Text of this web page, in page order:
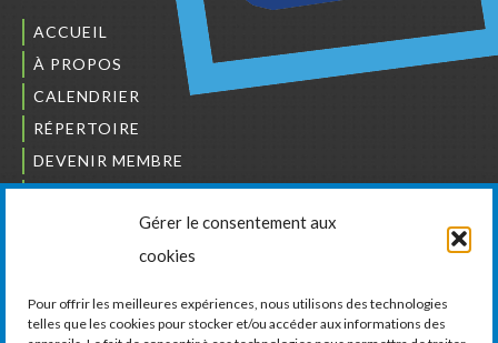
Gérer le consentement aux
cookies
Pour offrir les meilleures expériences, nous utilisons des technologies
telles que les cookies pour stocker et/ou accéder aux informations des
ACCUEIL
À PROPOS
CALENDRIER
RÉPERTOIRE
DEVENIR MEMBRE
NOUS JOINDRE
L’ORDRE DES BÂTISSEURS